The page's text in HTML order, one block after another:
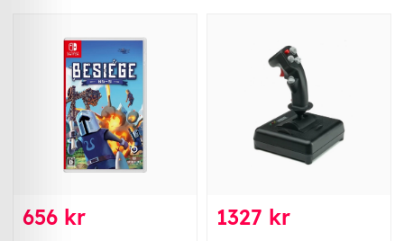
656 kr 1327 kr